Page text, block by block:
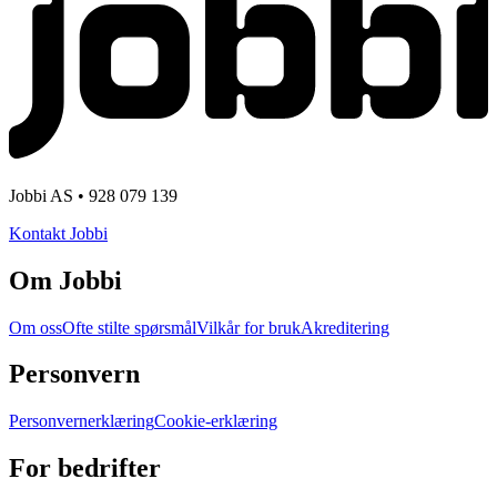
Jobbi AS • 928 079 139
Kontakt Jobbi
Om Jobbi
Om ossOfte stilte spørsmålVilkår for brukAkreditering
Personvern
PersonvernerklæringCookie-erklæring
For bedrifter